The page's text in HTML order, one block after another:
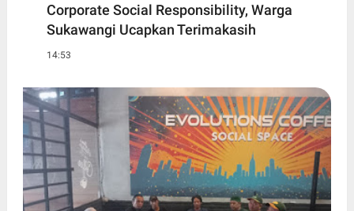
Corporate Social Responsibility, Warga
Sukawangi Ucapkan Terimakasih
14:53